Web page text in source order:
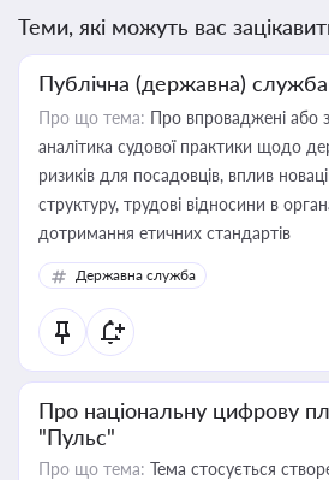
Теми, які можуть вас
Публічна (державна) служба
Про що тема: Про впроваджені або
аналітика судової практики щодо
ризиків для посадовців, вплив
структуру, трудові відносини в
дотримання етичних стандартів
Державна служба
Про національну цифрову
"Пульс"
Про що тема: Тема стосується